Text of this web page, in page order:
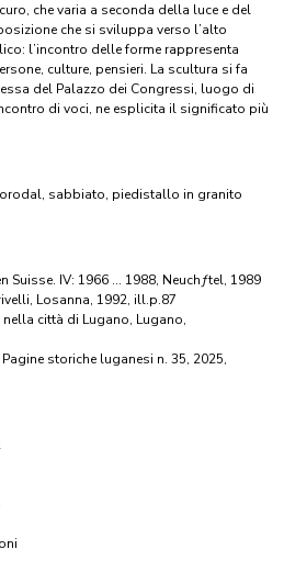
che varia a seconda della luce e del
che si sviluppa verso l’alto
l’incontro delle forme rappresenta
culture, pensieri. La scultura si fa
del Palazzo dei Congressi, luogo di
di voci, ne esplicita il significato più
sabbiato, piedistallo in granito
Suisse. IV: 1966 … 1988, Neuchƒtel, 1989
Losanna, 1992, ill.p.87
città di Lugano, Lugano,
Pagine storiche luganesi n. 35, 2025,